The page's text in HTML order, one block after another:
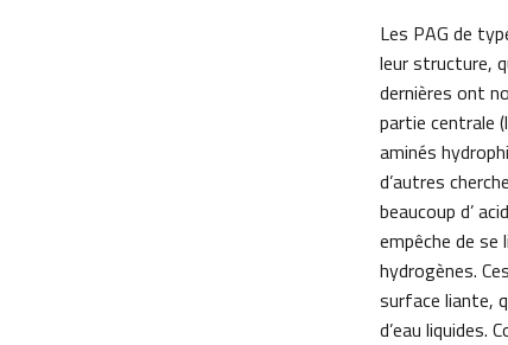
Les PAG de
leur structure,
dernières ont
partie centrale
aminés
d’autres
beaucoup d’
empêche de se
hydrogènes.
surface liante,
d’eau liquides.